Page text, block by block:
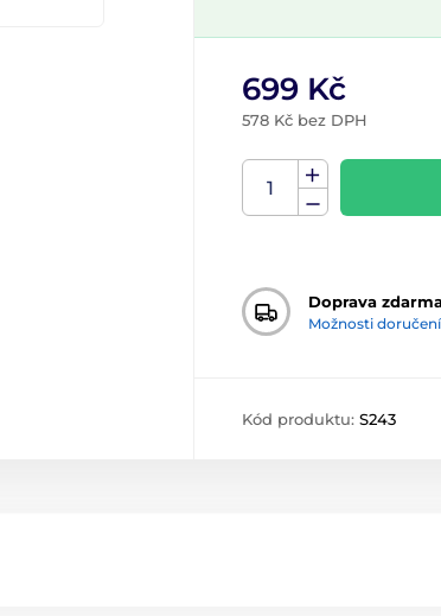
699 Kč
578 Kč bez DPH
Doprava
Možnosti doručení
Kód produktu: S243